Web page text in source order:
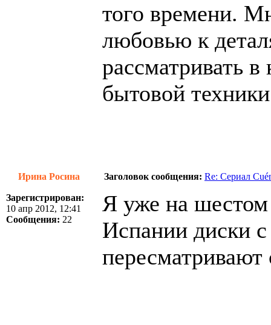
того времени.
любовью к
рассматривать
бытовой
Ирина Росина Заголовок сообщения: Re: Сериал
Зарегистрирован:
10 апр 2012, 12:41
Сообщения: 22
Я уже на шестом
Испании диски
пересматривают